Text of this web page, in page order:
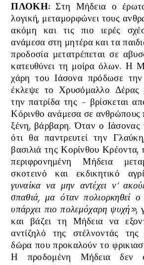
ΠΛΟΚΗ:Στη Μήδεια ο
λογική, μεταμορφώνει τους
ακόμη και τις πιο ιερές
ανάμεσα στη μητέρα και τα
προδοσία μετατρέπεται σε
κατευθύνει τη μοίρα όλων. Η
χάρη του Ιάσονα πρόδωσε την
έκλεψε το Χρυσόμαλλο Δέρας
την πατρίδα της - βρίσκεται
Κόρινθο ανάμεσα σε ανθρώπους
ξένη, βάρβαρη. Όταν ο Ιάσονας
ότι θα παντρευτεί την
βασιλιά της Κορίνθου
περιφρονημένη Μήδεια
σκοτεινό και εκδικητικό
γυναίκα να μην αντέχει ν'
σπαθιά, μα όταν πολιορκηθεί
υπάρχει πιο πολεμόχαρη ψυχή»,
και βάζει τη Μήδεια να
αντίζηλό της στέλνοντάς της
δώρα που προκαλούν το
Η προδομένη Μήδεια δεν